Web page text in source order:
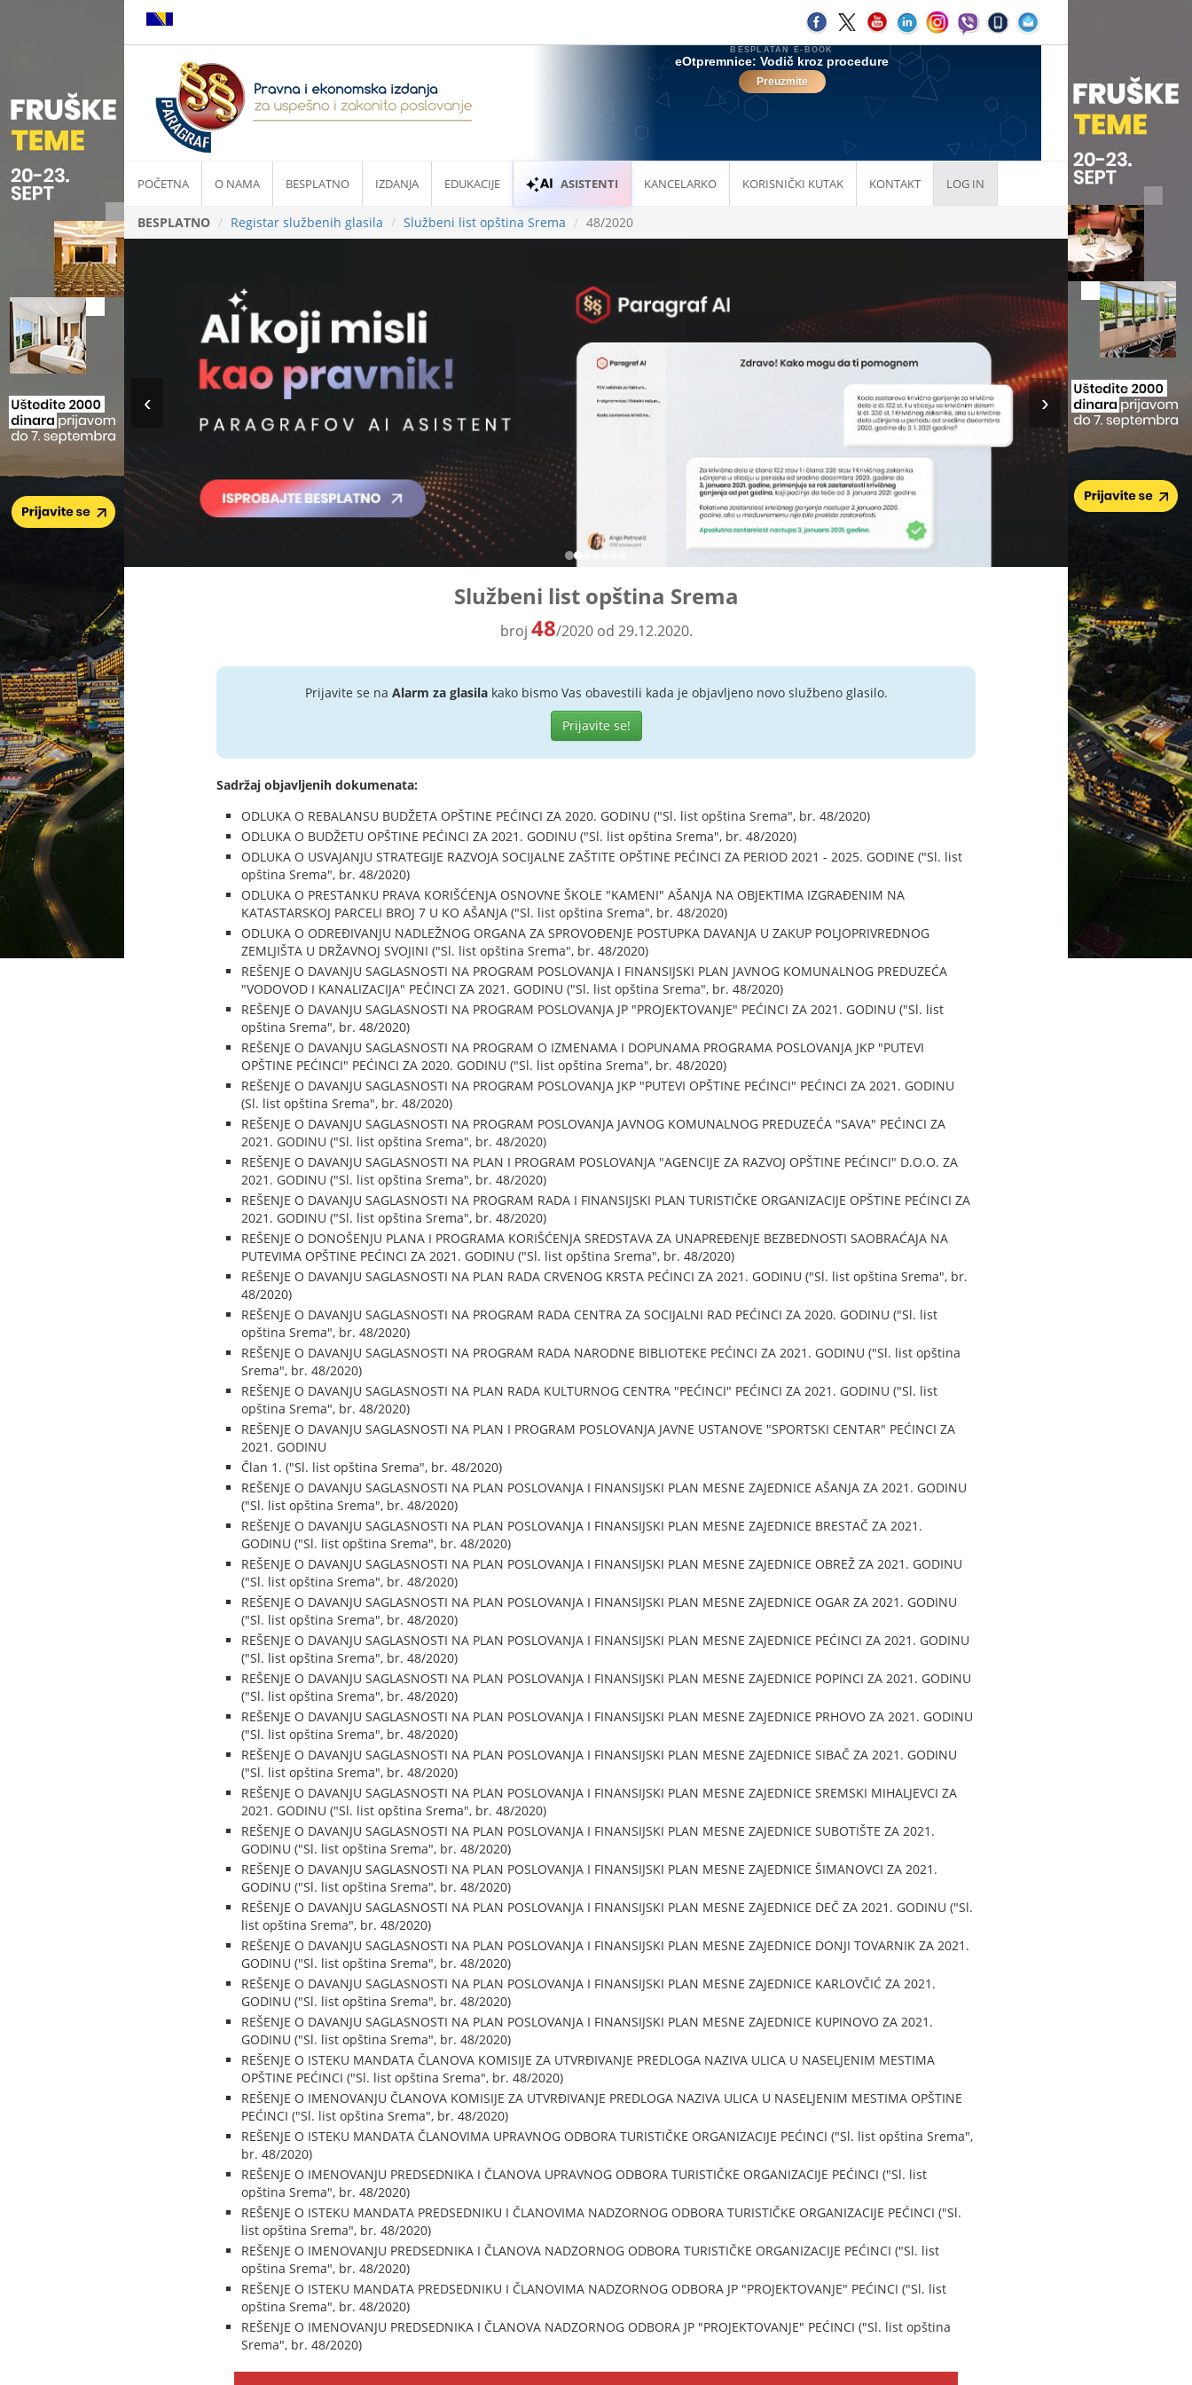
POČETNA O NAMA BESPLATNO IZDANJA EDUKACIJE ASISTENTI KANCELARKO KORISNIČKI KUTAK KONTAKT LOG IN
BESPLATNO Registar službenih glasila Službeni list opština Srema 48/2020
Službeni list opština Srema
broj 48/2020 od 29.12.2020.
Prijavite se na Alarm za glasilakako bismo Vas obavestili kada je objavljeno novo službeno glasilo.
Prijavite se!
Sadržaj objavljenih dokumenata:
ODLUKA O REBALANSU BUDŽETA OPŠTINE PEĆINCI ZA 2020. GODINU ("Sl. list opština Srema", br. 48/2020)
ODLUKA O BUDŽETU OPŠTINE PEĆINCI ZA 2021. GODINU ("Sl. list opština Srema", br. 48/2020)
ODLUKA O USVAJANJU STRATEGIJE RAZVOJA SOCIJALNE ZAŠTITE OPŠTINE PEĆINCI ZA PERIOD 2021 - 2025. GODINE ("Sl. list
opština Srema", br. 48/2020)
ODLUKA O PRESTANKU PRAVA KORIŠĆENJA OSNOVNE ŠKOLE "KAMENI" AŠANJA NA OBJEKTIMA IZGRAĐENIM NA
KATASTARSKOJ PARCELI BROJ 7 U KO AŠANJA ("Sl. list opština Srema", br. 48/2020)
ODLUKA O ODREĐIVANJU NADLEŽNOG ORGANA ZA SPROVOĐENJE POSTUPKA DAVANJA U ZAKUP POLJOPRIVREDNOG
ZEMLJIŠTA U DRŽAVNOJ SVOJINI ("Sl. list opština Srema", br. 48/2020)
REŠENJE O DAVANJU SAGLASNOSTI NA PROGRAM POSLOVANJA I FINANSIJSKI PLAN JAVNOG KOMUNALNOG PREDUZEĆA
"VODOVOD I KANALIZACIJA" PEĆINCI ZA 2021. GODINU ("Sl. list opština Srema", br. 48/2020)
REŠENJE O DAVANJU SAGLASNOSTI NA PROGRAM POSLOVANJA JP "PROJEKTOVANJE" PEĆINCI ZA 2021. GODINU ("Sl. list
opština Srema", br. 48/2020)
REŠENJE O DAVANJU SAGLASNOSTI NA PROGRAM O IZMENAMA I DOPUNAMA PROGRAMA POSLOVANJA JKP "PUTEVI
OPŠTINE PEĆINCI" PEĆINCI ZA 2020. GODINU ("Sl. list opština Srema", br. 48/2020)
REŠENJE O DAVANJU SAGLASNOSTI NA PROGRAM POSLOVANJA JKP "PUTEVI OPŠTINE PEĆINCI" PEĆINCI ZA 2021. GODINU
(Sl. list opština Srema", br. 48/2020)
REŠENJE O DAVANJU SAGLASNOSTI NA PROGRAM POSLOVANJA JAVNOG KOMUNALNOG PREDUZEĆA "SAVA" PEĆINCI ZA
2021. GODINU ("Sl. list opština Srema", br. 48/2020)
REŠENJE O DAVANJU SAGLASNOSTI NA PLAN I PROGRAM POSLOVANJA "AGENCIJE ZA RAZVOJ OPŠTINE PEĆINCI" D.O.O. ZA
2021. GODINU ("Sl. list opština Srema", br. 48/2020)
REŠENJE O DAVANJU SAGLASNOSTI NA PROGRAM RADA I FINANSIJSKI PLAN TURISTIČKE ORGANIZACIJE OPŠTINE PEĆINCI ZA
2021. GODINU ("Sl. list opština Srema", br. 48/2020)
REŠENJE O DONOŠENJU PLANA I PROGRAMA KORIŠĆENJA SREDSTAVA ZA UNAPREĐENJE BEZBEDNOSTI SAOBRAĆAJA NA
PUTEVIMA OPŠTINE PEĆINCI ZA 2021. GODINU ("Sl. list opština Srema", br. 48/2020)
REŠENJE O DAVANJU SAGLASNOSTI NA PLAN RADA CRVENOG KRSTA PEĆINCI ZA 2021. GODINU ("Sl. list opština Srema", br.
48/2020)
REŠENJE O DAVANJU SAGLASNOSTI NA PROGRAM RADA CENTRA ZA SOCIJALNI RAD PEĆINCI ZA 2020. GODINU ("Sl. list
opština Srema", br. 48/2020)
REŠENJE O DAVANJU SAGLASNOSTI NA PROGRAM RADA NARODNE BIBLIOTEKE PEĆINCI ZA 2021. GODINU ("Sl. list opština
Srema", br. 48/2020)
REŠENJE O DAVANJU SAGLASNOSTI NA PLAN RADA KULTURNOG CENTRA "PEĆINCI" PEĆINCI ZA 2021. GODINU ("Sl. list
opština Srema", br. 48/2020)
REŠENJE O DAVANJU SAGLASNOSTI NA PLAN I PROGRAM POSLOVANJA JAVNE USTANOVE "SPORTSKI CENTAR" PEĆINCI ZA
2021. GODINU
Član 1. ("Sl. list opština Srema", br. 48/2020)
REŠENJE O DAVANJU SAGLASNOSTI NA PLAN POSLOVANJA I FINANSIJSKI PLAN MESNE ZAJEDNICE AŠANJA ZA 2021. GODINU
("Sl. list opština Srema", br. 48/2020)
REŠENJE O DAVANJU SAGLASNOSTI NA PLAN POSLOVANJA I FINANSIJSKI PLAN MESNE ZAJEDNICE BRESTAČ ZA 2021.
GODINU ("Sl. list opština Srema", br. 48/2020)
REŠENJE O DAVANJU SAGLASNOSTI NA PLAN POSLOVANJA I FINANSIJSKI PLAN MESNE ZAJEDNICE OBREŽ ZA 2021. GODINU
("Sl. list opština Srema", br. 48/2020)
REŠENJE O DAVANJU SAGLASNOSTI NA PLAN POSLOVANJA I FINANSIJSKI PLAN MESNE ZAJEDNICE OGAR ZA 2021. GODINU
("Sl. list opština Srema", br. 48/2020)
REŠENJE O DAVANJU SAGLASNOSTI NA PLAN POSLOVANJA I FINANSIJSKI PLAN MESNE ZAJEDNICE PEĆINCI ZA 2021. GODINU
("Sl. list opština Srema", br. 48/2020)
REŠENJE O DAVANJU SAGLASNOSTI NA PLAN POSLOVANJA I FINANSIJSKI PLAN MESNE ZAJEDNICE POPINCI ZA 2021. GODINU
("Sl. list opština Srema", br. 48/2020)
REŠENJE O DAVANJU SAGLASNOSTI NA PLAN POSLOVANJA I FINANSIJSKI PLAN MESNE ZAJEDNICE PRHOVO ZA 2021. GODINU
("Sl. list opština Srema", br. 48/2020)
REŠENJE O DAVANJU SAGLASNOSTI NA PLAN POSLOVANJA I FINANSIJSKI PLAN MESNE ZAJEDNICE SIBAČ ZA 2021. GODINU
("Sl. list opština Srema", br. 48/2020)
REŠENJE O DAVANJU SAGLASNOSTI NA PLAN POSLOVANJA I FINANSIJSKI PLAN MESNE ZAJEDNICE SREMSKI MIHALJEVCI ZA
2021. GODINU ("Sl. list opština Srema", br. 48/2020)
REŠENJE O DAVANJU SAGLASNOSTI NA PLAN POSLOVANJA I FINANSIJSKI PLAN MESNE ZAJEDNICE SUBOTIŠTE ZA 2021.
GODINU ("Sl. list opština Srema", br. 48/2020)
REŠENJE O DAVANJU SAGLASNOSTI NA PLAN POSLOVANJA I FINANSIJSKI PLAN MESNE ZAJEDNICE ŠIMANOVCI ZA 2021.
GODINU ("Sl. list opština Srema", br. 48/2020)
REŠENJE O DAVANJU SAGLASNOSTI NA PLAN POSLOVANJA I FINANSIJSKI PLAN MESNE ZAJEDNICE DEČ ZA 2021. GODINU ("Sl.
list opština Srema", br. 48/2020)
REŠENJE O DAVANJU SAGLASNOSTI NA PLAN POSLOVANJA I FINANSIJSKI PLAN MESNE ZAJEDNICE DONJI TOVARNIK ZA 2021.
GODINU ("Sl. list opština Srema", br. 48/2020)
REŠENJE O DAVANJU SAGLASNOSTI NA PLAN POSLOVANJA I FINANSIJSKI PLAN MESNE ZAJEDNICE KARLOVČIĆ ZA 2021.
GODINU ("Sl. list opština Srema", br. 48/2020)
REŠENJE O DAVANJU SAGLASNOSTI NA PLAN POSLOVANJA I FINANSIJSKI PLAN MESNE ZAJEDNICE KUPINOVO ZA 2021.
GODINU ("Sl. list opština Srema", br. 48/2020)
REŠENJE O ISTEKU MANDATA ČLANOVA KOMISIJE ZA UTVRĐIVANJE PREDLOGA NAZIVA ULICA U NASELJENIM MESTIMA
OPŠTINE PEĆINCI ("Sl. list opština Srema", br. 48/2020)
REŠENJE O IMENOVANJU ČLANOVA KOMISIJE ZA UTVRĐIVANJE PREDLOGA NAZIVA ULICA U NASELJENIM MESTIMA OPŠTINE
PEĆINCI ("Sl. list opština Srema", br. 48/2020)
REŠENJE O ISTEKU MANDATA ČLANOVIMA UPRAVNOG ODBORA TURISTIČKE ORGANIZACIJE PEĆINCI ("Sl. list opština Srema",
br. 48/2020)
REŠENJE O IMENOVANJU PREDSEDNIKA I ČLANOVA UPRAVNOG ODBORA TURISTIČKE ORGANIZACIJE PEĆINCI ("Sl. list
opština Srema", br. 48/2020)
REŠENJE O ISTEKU MANDATA PREDSEDNIKU I ČLANOVIMA NADZORNOG ODBORA TURISTIČKE ORGANIZACIJE PEĆINCI ("Sl.
list opština Srema", br. 48/2020)
REŠENJE O IMENOVANJU PREDSEDNIKA I ČLANOVA NADZORNOG ODBORA TURISTIČKE ORGANIZACIJE PEĆINCI ("Sl. list
opština Srema", br. 48/2020)
REŠENJE O ISTEKU MANDATA PREDSEDNIKU I ČLANOVIMA NADZORNOG ODBORA JP "PROJEKTOVANJE" PEĆINCI ("Sl. list
opština Srema", br. 48/2020)
REŠENJE O IMENOVANJU PREDSEDNIKA I ČLANOVA NADZORNOG ODBORA JP "PROJEKTOVANJE" PEĆINCI ("Sl. list opština
Srema", br. 48/2020)